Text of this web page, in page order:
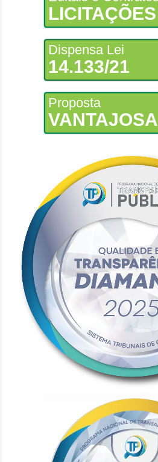
LICITAÇÕES
Dispensa Lei
14.133/21
Proposta
VANTAJOSA